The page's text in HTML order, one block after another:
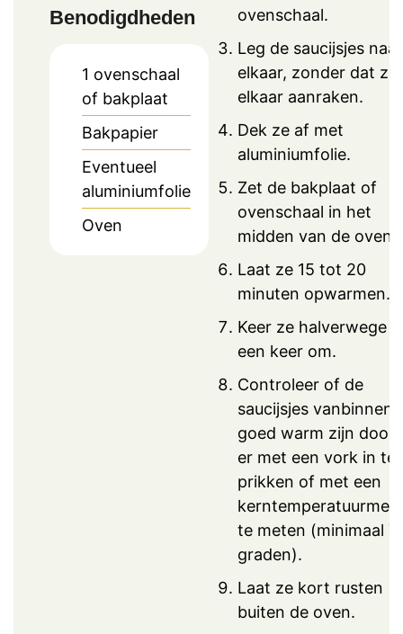
Benodigdheden
1 ovenschaal
of bakplaat
Bakpapier
Eventueel
aluminiumfolie
Oven
ovenschaal.
Leg de saucijsjes
elkaar, zonder dat ze
elkaar aanraken.
Dek ze af met
aluminiumfolie.
Zet de bakplaat of
ovenschaal in het
midden van de oven.
Laat ze 15 tot 20
minuten opwarmen.
Keer ze halverwege
een keer om.
Controleer of de
saucijsjes vanbinnen
goed warm zijn door
er met een vork in te
prikken of met een
te meten (minimaal
graden).
Laat ze kort rusten
buiten de oven.